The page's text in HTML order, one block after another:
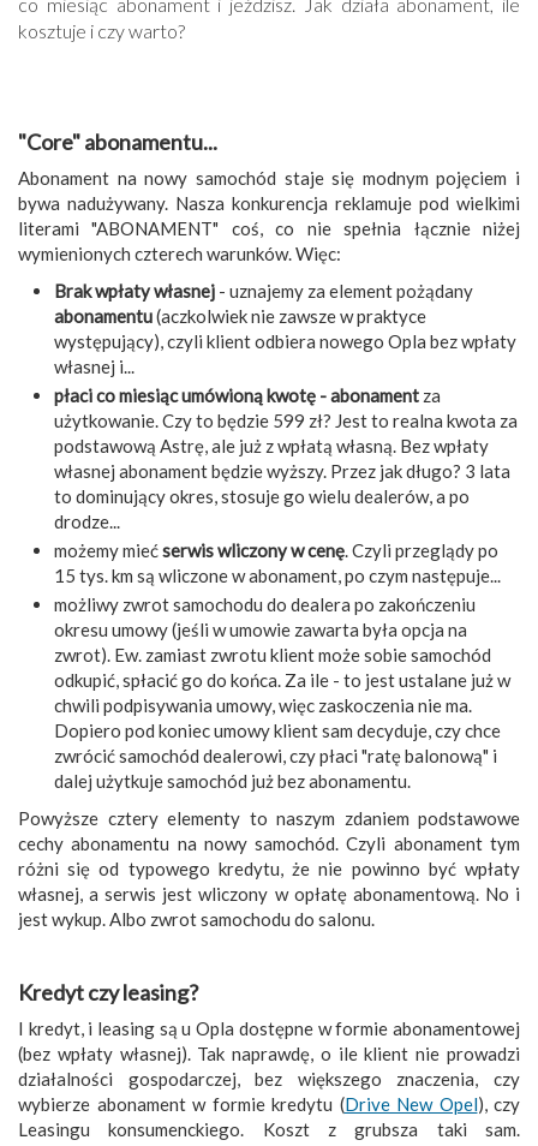
kosztuje i czy warto?
"Core" abonamentu...
Abonament na nowy samochód staje się modnym pojęciem i
bywa nadużywany. Nasza konkurencja reklamuje pod wielkimi
literami "ABONAMENT" coś, co nie spełnia łącznie niżej
wymienionych czterech warunków. Więc:
Brak wpłaty własnej - uznajemy za element pożądany
abonamentu(aczkolwiek nie zawsze w praktyce
występujący), czyli klient odbiera nowego Opla bez wpłaty
własnej i...
płaci co miesiąc umówioną kwotę - abonament za
użytkowanie. Czy to będzie 599 zł? Jest to realna kwota za
podstawową Astrę, ale już z wpłatą własną. Bez wpłaty
własnej abonament będzie wyższy. Przez jak długo? 3 lata
to dominujący okres, stosuje go wielu dealerów, a po
drodze...
możemy miećserwis wliczony w cenę. Czyli przeglądy po
15 tys. km są wliczone w abonament, po czym następuje...
możliwy zwrot samochodu do dealera po zakończeniu
okresu umowy (jeśli w umowie zawarta była opcja na
zwrot). Ew. zamiast zwrotu klient może sobie samochód
odkupić, spłacić go do końca. Za ile - to jest ustalane już w
chwili podpisywania umowy, więc zaskoczenia nie ma.
Dopiero pod koniec umowy klient sam decyduje, czy chce
zwrócić samochód dealerowi, czy płaci "ratę balonową" i
dalej użytkuje samochód już bez abonamentu.
Powyższe cztery elementy to naszym zdaniem podstawowe
cechy abonamentu na nowy samochód. Czyli abonament tym
różni się od typowego kredytu, że nie powinno być wpłaty
własnej, a serwis jest wliczony w opłatę abonamentową. No i
jest wykup. Albo zwrot samochodu do salonu.
Kredyt czy leasing?
I kredyt, i leasing są u Opla dostępne w formie abonamentowej
(bez wpłaty własnej). Tak naprawdę, o ile klient nie prowadzi
działalności gospodarczej, bez większego znaczenia, czy
wybierze abonament w formie kredytu (Drive New Opel), czy
Leasingu konsumenckiego. Koszt z grubsza taki sam.